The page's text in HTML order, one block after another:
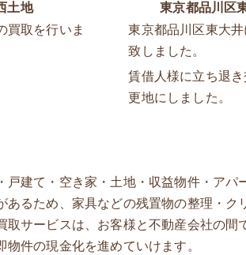
土地
買取を行いま
東京都品川
東京都品川区東大
致しました。
賃借人様に立ち退
更地にしました。
戸建て・空き家・土地・収益物件・ア
あるため、家具などの残置物の整理・
取サービスは、お客様と不動産会社の
件の現金化を進めていけます。